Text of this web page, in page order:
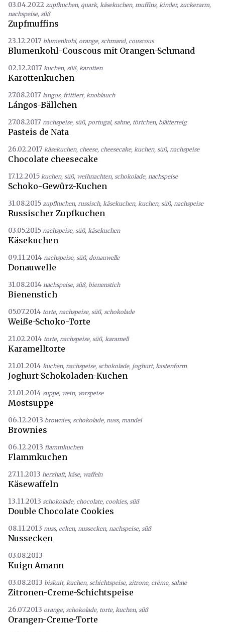
03.04.2022 zupfkuchen, quark, käsekuchen, muffins, kinder, zuckerarm,
nachspeise, süß
Zupfmuffins
23.12.2017 blumenkohl, orange, schmand, couscous
Blumenkohl-Couscous mit Orangen-Schmand
02.12.2017 kuchen, süß, karotten
Karottenkuchen
27.08.2017 langos, frittiert, knoblauch
Lángos-Bällchen
27.08.2017 nachspeise, süß, portugal, sahne, törtchen, blätterteig
Pasteis de Nata
26.02.2017 käsekuchen, cheese, cheesecake, kuchen, süß, nachspeise
Chocolate cheesecake
17.12.2015 kuchen, süß, weihnachten, schokolade, nachspeise
Schoko-Gewürz-Kuchen
31.08.2015 zupfkuchen, russisch, käsekuchen, kuchen, süß, nachspeise
Russischer Zupfkuchen
03.05.2015 nachspeise, süß, käsekuchen
Käsekuchen
09.11.2014 nachspeise, süß, donauwelle
Donauwelle
31.08.2014 nachspeise, süß, bienenstich
Bienenstich
05.07.2014 torte, nachspeise, süß, schokolade
Weiße-Schoko-Torte
21.02.2014 torte, nachspeise, süß, karamell
Karamelltorte
21.01.2014 kuchen, nachspeise, schokolade, joghurt, kastenform
Joghurt-Schokoladen-Kuchen
21.01.2014 suppe, wein, vorspeise
Mostsuppe
06.12.2013 brownies, schokolade, nuss, mandel
Brownies
06.12.2013 flammkuchen
Flammkuchen
27.11.2013 herzhaft, käse, waffeln
Käsewaffeln
13.11.2013 schokolade, chocolate, cookies, süß
Double Chocolate Cookies
08.11.2013 nuss, ecken, nussecken, nachspeise, süß
Nussecken
03.08.2013
Kuign Amann
03.08.2013 biskuit, kuchen, schichtspeise, zitrone, crème, sahne
Zitronen-Creme-Schichtspeise
26.07.2013 orange, schokolade, torte, kuchen, süß
Orangen-Creme-Torte